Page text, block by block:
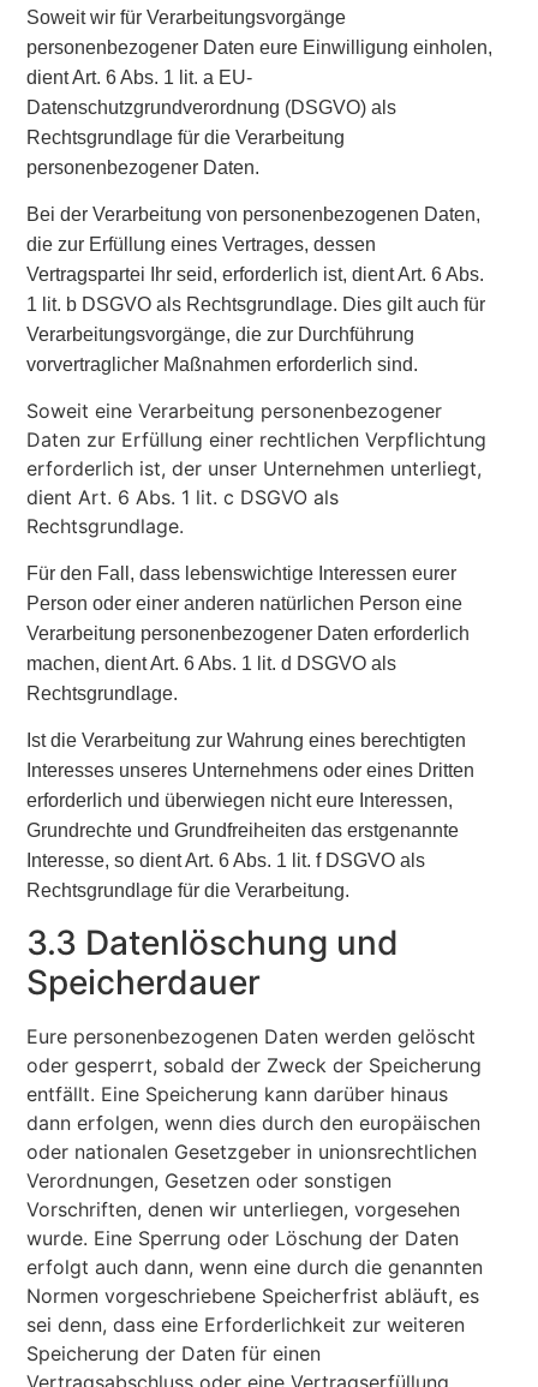
Soweit wir für Verarbeitungsvorgänge
personenbezogener Daten eure Einwilligung einholen,
dient Art. 6 Abs. 1 lit. a EU-
Datenschutzgrundverordnung (DSGVO) als
Rechtsgrundlage für die Verarbeitung
personenbezogener Daten.
Bei der Verarbeitung von personenbezogenen Daten,
die zur Erfüllung eines Vertrages, dessen
Vertragspartei Ihr seid, erforderlich ist, dient Art. 6 Abs.
1 lit. b DSGVO als Rechtsgrundlage. Dies gilt auch für
Verarbeitungsvorgänge, die zur Durchführung
vorvertraglicher Maßnahmen erforderlich sind.
Soweit eine Verarbeitung personenbezogener
Daten zur Erfüllung einer rechtlichen Verpflichtung
erforderlich ist, der unser Unternehmen unterliegt,
dient Art. 6 Abs. 1 lit. c DSGVO als
Rechtsgrundlage.
Für den Fall, dass lebenswichtige Interessen eurer
Person oder einer anderen natürlichen Person eine
Verarbeitung personenbezogener Daten erforderlich
machen, dient Art. 6 Abs. 1 lit. d DSGVO als
Rechtsgrundlage.
Ist die Verarbeitung zur Wahrung eines berechtigten
Interesses unseres Unternehmens oder eines Dritten
erforderlich und überwiegen nicht eure Interessen,
Grundrechte und Grundfreiheiten das erstgenannte
Interesse, so dient Art. 6 Abs. 1 lit. f DSGVO als
Rechtsgrundlage für die Verarbeitung.
3.3 Datenlöschung und
Speicherdauer
Eure personenbezogenen Daten werden gelöscht
oder gesperrt, sobald der Zweck der Speicherung
entfällt. Eine Speicherung kann darüber hinaus
dann erfolgen, wenn dies durch den europäischen
oder nationalen Gesetzgeber in unionsrechtlichen
Verordnungen, Gesetzen oder sonstigen
Vorschriften, denen wir unterliegen, vorgesehen
wurde. Eine Sperrung oder Löschung der Daten
erfolgt auch dann, wenn eine durch die genannten
Normen vorgeschriebene Speicherfrist abläuft, es
sei denn, dass eine Erforderlichkeit zur weiteren
Speicherung der Daten für einen
Vertragsabschluss oder eine Vertragserfüllung